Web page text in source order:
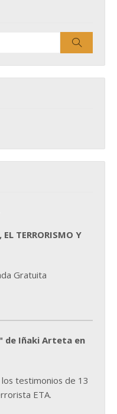
EL TERRORISMO Y
Gratuita
de Iñaki Arteta en
testimonios de 13
ETA.